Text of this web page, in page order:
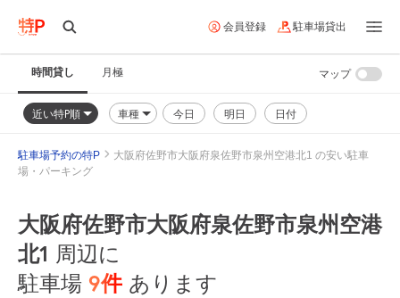
会員登録 駐車場貸出
時間貸し 月極
近い特P順 車種 今日 明日 日付
マップ
駐車場予約の特P
大阪府佐野市大阪府泉佐野市泉州空港北1 の安い駐車
場・パーキング
大阪府佐野市大阪府泉佐野市泉州空港
北1 周辺に
駐車場 9件 あります